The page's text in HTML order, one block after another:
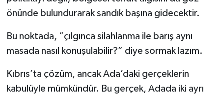
önünde bulundurarak sandık başına gidecektir.
Bu noktada, “çılgınca silahlanma ile barış aynı
masada nasıl konuşulabilir?” diye sormak lazım.
Kıbrıs’ta çözüm, ancak Ada’daki gerçeklerin
kabulüyle mümkündür. Bu gerçek, Adada iki ayrı